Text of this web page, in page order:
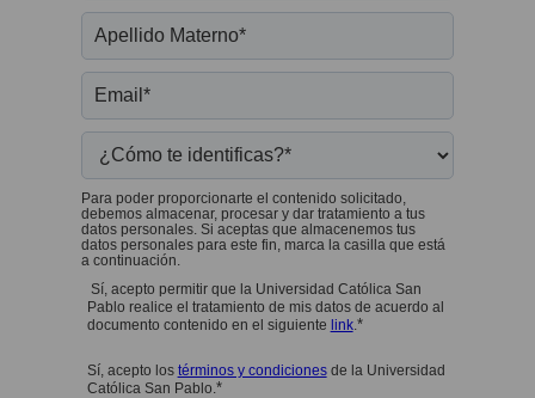
Para poder proporcionarte el contenido solicitado,
debemos almacenar, procesar y dar tratamiento a tus
datos personales. Si aceptas que almacenemos tus
datos personales para este fin, marca la casilla que está
a continuación.
Sí, acepto permitir que la Universidad Católica San
Pablo realice el tratamiento de mis datos de acuerdo al
documento contenido en el siguiente link.*
Sí, acepto los términos y condicionesde la Universidad
Católica San Pablo. *